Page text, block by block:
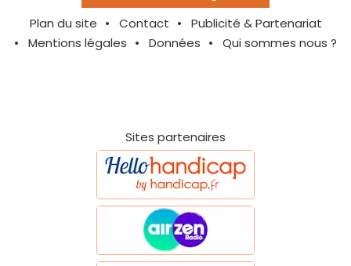
Plan du site Contact
Publicité & Partenariat
Mentions légales
Données Qui sommes nous ?
Sites partenaires